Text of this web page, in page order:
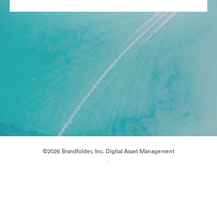
©2026 Brandfolder, Inc. Digital Asset Management
·